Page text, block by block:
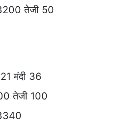
तेजी 50
मंदी 36
तेजी 100